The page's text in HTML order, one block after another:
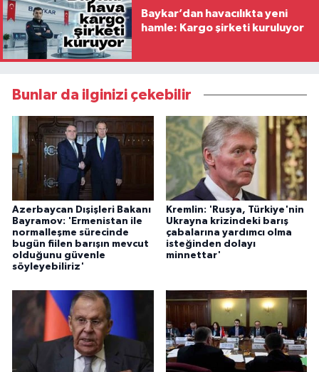
Baykar’dan havacılıkta yeni
hamle: Kargo şirketi kuruluyor
Bunlar da ilginizi çekebilir
Azerbaycan Dışişleri Bakanı
Bayramov: 'Ermenistan ile
normalleşme sürecinde
bugün fiilen barışın mevcut
olduğunu güvenle
söyleyebiliriz'
Kremlin: 'Rusya, Türkiye'nin
Ukrayna krizindeki barış
çabalarına yardımcı olma
isteğinden dolayı
minnettar'